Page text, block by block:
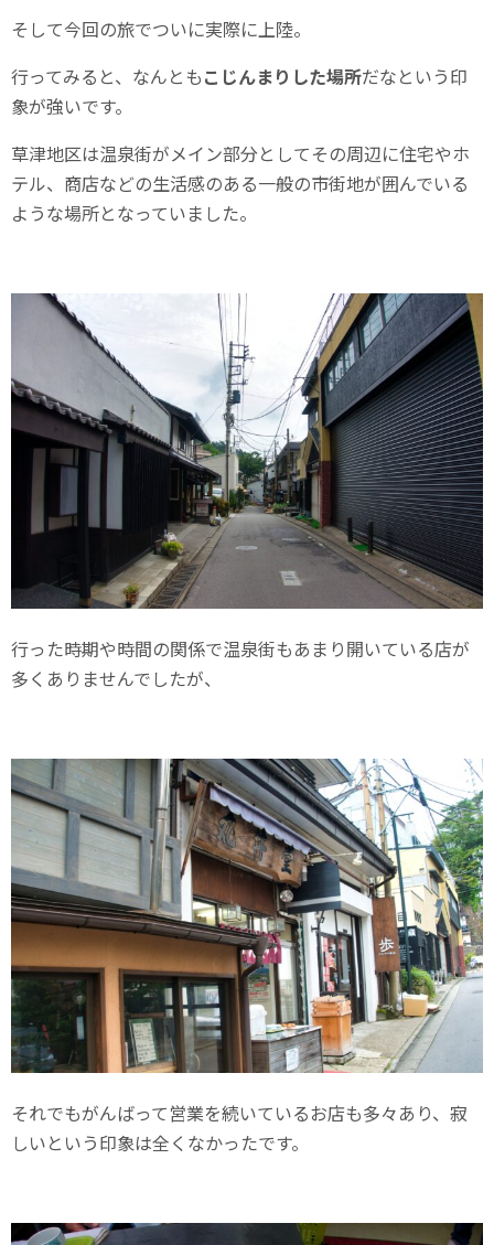
そして今回の旅でついに実際に上陸。
行ってみると、なんともこじんまりした場所だなという印
象が強いです。
草津地区は温泉街がメイン部分としてその周辺に住宅やホ
テル、商店などの生活感のある一般の市街地が囲んでいる
ような場所となっていました。
行った時期や時間の関係で温泉街もあまり開いている店が
多くありませんでしたが、
それでもがんばって営業を続いているお店も多々あり、寂
しいという印象は全くなかったです。